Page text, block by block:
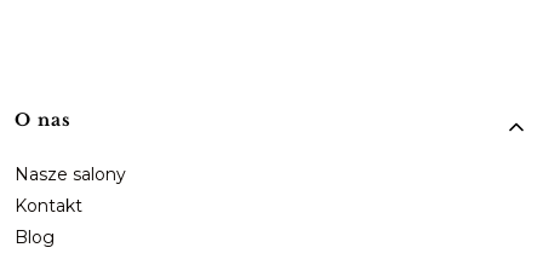
Linki w stopce
O nas
Nasze salony
Kontakt
Blog